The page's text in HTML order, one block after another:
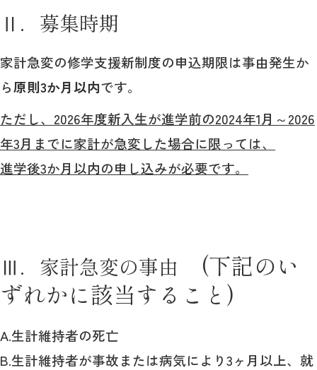
Ⅱ．募集時期
家計急変の修学支援新制度の申込期限は事由発生か
ら原則3か月以内です。
ただし、2026年度新入生が進学前の2024年1月～2026
年3月までに家計が急変した場合に限っては、
進学後3か月以内の申し込みが必要です。
Ⅲ．家計急変の事由
(下記のい
ずれかに該当すること)
A.生計維持者の死亡
B.生計維持者が事故または病気により3ヶ月以上、就